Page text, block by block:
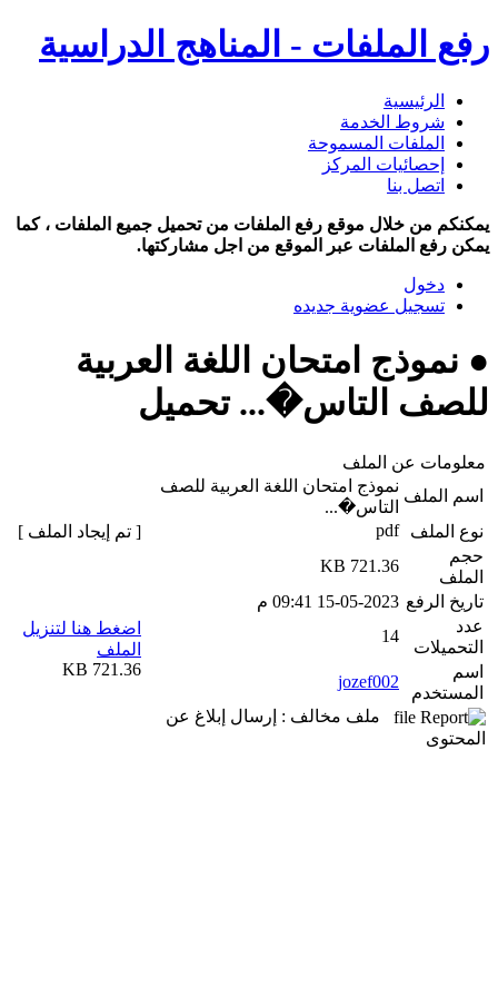
رفع الملفات - المناهج الدراسية
الرئيسية
شروط الخدمة
الملفات المسموحة
إحصائيات المركز
اتصل بنا
يمكنكم من خلال موقع رفع الملفات من تحميل جميع الملفات ، كما
يمكن رفع الملفات عبر الموقع من اجل مشاركتها.
دخول
تسجيل عضوية جديده
● نموذج امتحان اللغة العربية
للصف التاس�... تحميل
معلومات عن الملف
اسم الملف
نموذج امتحان اللغة العربية للصف
التاس�...
نوع الملف
pdf
حجم
الملف
721.36 KB
تاريخ الرفع 15-05-2023 09:41 م
عدد
التحميلات
14
اسم
المستخدم
jozef002
ملف مخالف : إرسال إبلاغ عن
المحتوى
[ تم إيجاد الملف ]
اضغط هنا لتنزيل
الملف
721.36 KB